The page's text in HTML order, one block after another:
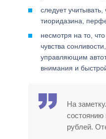
следует
тиоридазина,
несмотря на то,
чувства
управляющим
внимания и
На
состоянию
рублей.